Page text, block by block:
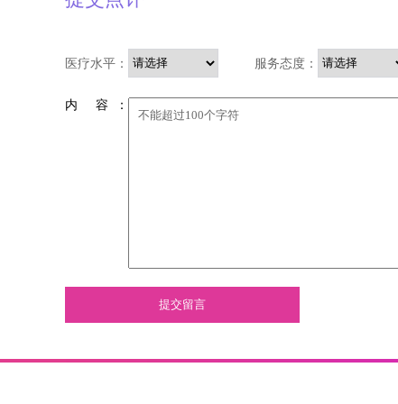
医疗水平： 服务态度：
内 容 ：
提交留言